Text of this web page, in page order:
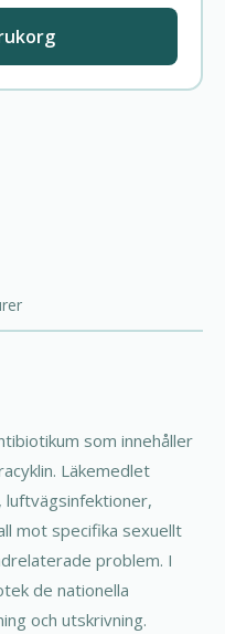
som innehåller
Läkemedlet
luftvägsinfektioner,
mot specifika sexuellt
problem. I
de nationella
och utskrivning.